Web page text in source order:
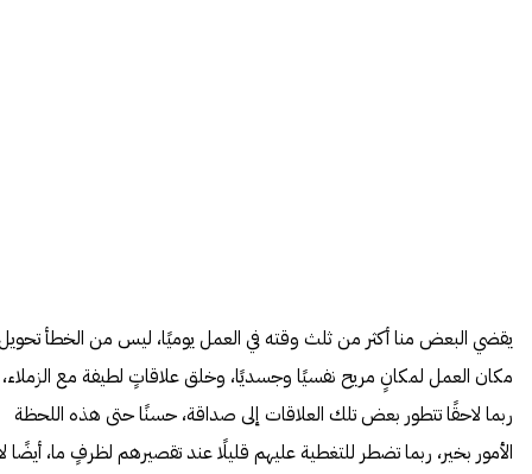
يقضي البعض منا أكثر من ثلث وقته في العمل يوميًا، ليس من الخطأ
مكان العمل لمكانٍ مريح نفسيًا وجسديًا، وخلق علاقاتٍ لطيفة مع الزملاء،
ربما لاحقًا تتطور بعض تلك العلاقات إلى صداقة، حسنًا حتى هذه اللحظة
الأمور بخير، ربما تضطر للتغطية عليهم قليلًا عند تقصيرهم لظرفٍ ما، أيضًا